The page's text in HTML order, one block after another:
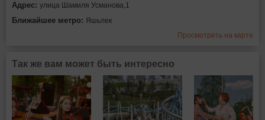
Адрес: улица Шамиля Усманова,1
Ближайшее метро: Яшьлек
Просмотреть на карте
Так же вам может быть интересно